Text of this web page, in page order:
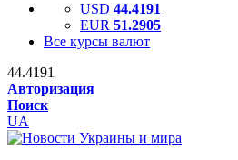
USD 44.4191
EUR 51.2905
Все курсы валют
44.4191
Авторизация
Поиск
UA